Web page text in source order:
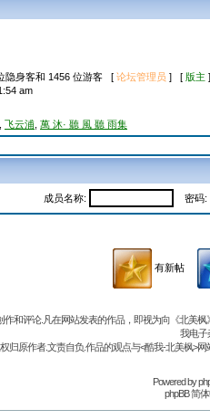
隐身客和 1456 位游客 [ 论坛管理员 ] [ 版主 ]
am
飞云浦 萬 沐· 聽 風 聽 雨集
成员名称: 密码:
有新帖
和评论.凡在网站发表的作品，即视为向《北美
我电子
归原作者.文责自负.作品的观点与<酷我-北美枫>
Powered by
phpBB 简